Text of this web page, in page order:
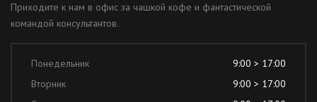
Приходите к нам в офис за чашкой кофе и фантастической
командой консультантов.
Понедельник
9:00 > 17:00
Вторник
9:00 > 17:00